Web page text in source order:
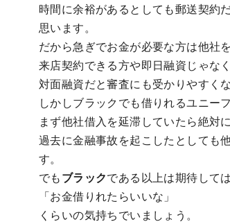
時間に余裕があるとしても郵送契約
思います。
だから急ぎでお金が必要な方は他社
来店契約できる方や即日融資じゃな
対面融資だと審査にも受かりやすく
しかしブラックでも借りれるユニー
まず他社借入を延滞していたら絶対
過去に金融事故を起こしたとしても
す。
でもブラックである以上は期待して
「お金借りれたらいいな」
くらいの気持ちでいましょう。